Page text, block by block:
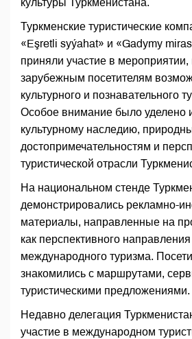
культуры Туркменистана.
Туркменские туристические
«Eşretli syýahat» и «Gadymy
приняли участие в мероприятии,
зарубежным посетителям
культурного и познавательного
Особое внимание было уделено
культурному наследию,
достопримечательностям и
туристической отрасли
На национальном стенде
демонстрировались рекламно-
материалы, направленные на
как перспективного
международного туризма.
знакомились с маршрутами,
туристическими предложениями.
Недавно делегация
участие в международном